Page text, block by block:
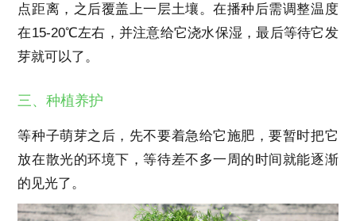
点距离，之后覆盖上一层土壤。在播种后需调整温度
在15-20℃左右，并注意给它浇水保湿，最后等待它发
芽就可以了。
三、种植养护
等种子萌芽之后，先不要着急给它施肥，要暂时把它
放在散光的环境下，等待差不多一周的时间就能逐渐
的见光了。